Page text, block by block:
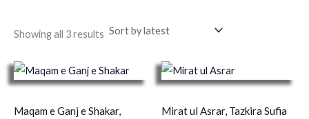
Showing all 3 results
Maqam e Ganj e Shakar,
Mirat ul Asrar, Tazkira Sufia